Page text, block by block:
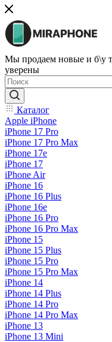
Мы продаем новые и б\у
уверены
Каталог
Apple iPhone
iPhone 17 Pro
iPhone 17 Pro Max
iPhone 17e
iPhone 17
iPhone Air
iPhone 16
iPhone 16 Plus
iPhone 16e
iPhone 16 Pro
iPhone 16 Pro Max
iPhone 15
iPhone 15 Plus
iPhone 15 Pro
iPhone 15 Pro Max
iPhone 14
iPhone 14 Plus
iPhone 14 Pro
iPhone 14 Pro Max
iPhone 13
iPhone 13 Mini